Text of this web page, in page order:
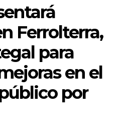
Ferrolterra,
para
en el
por